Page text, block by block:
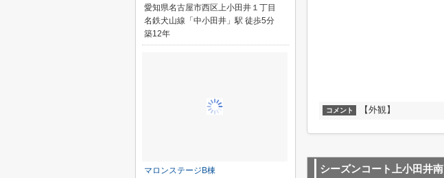
コメント 【外観】
シーズンコート上小田井南
愛知県名古屋市西区上小田井１丁目
名鉄犬山線「中小田井」駅 徒歩5分
築12年
マロンステージB棟